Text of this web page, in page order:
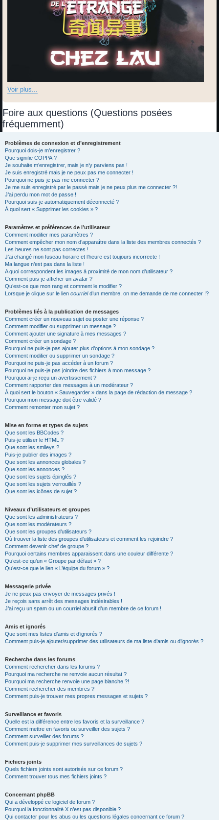
Voir plus...
Foire aux questions (Questions posées
fréquemment)
Problèmes de connexion et d’enregistrement
Pourquoi dois-je m’enregistrer ?
Que signifie COPPA ?
Je souhaite m’enregistrer, mais je n’y parviens pas !
Je suis enregistré mais je ne peux pas me connecter !
Pourquoi ne puis-je pas me connecter ?
Je me suis enregistré par le passé mais je ne peux plus me connecter ?!
J’ai perdu mon mot de passe !
Pourquoi suis-je automatiquement déconnecté ?
À quoi sert « Supprimer les cookies » ?
Paramètres et préférences de l’utilisateur
Comment modifier mes paramètres ?
Comment empêcher mon nom d’apparaître dans la liste des membres connectés ?
Les heures ne sont pas correctes !
J’ai changé mon fuseau horaire et l’heure est toujours incorrecte !
Ma langue n’est pas dans la liste !
A quoi correspondent les images à proximité de mon nom d’utilisateur ?
Comment puis-je afficher un avatar ?
Qu’est-ce que mon rang et comment le modifier ?
Lorsque je clique sur le lien courrield’un membre, on me demande de me connecter !?
Problèmes liés à la publication de messages
Comment créer un nouveau sujet ou poster une réponse ?
Comment modifier ou supprimer un message ?
Comment ajouter une signature à mes messages ?
Comment créer un sondage ?
Pourquoi ne puis-je pas ajouter plus d’options à mon sondage ?
Comment modifier ou supprimer un sondage ?
Pourquoi ne puis-je pas accéder à un forum ?
Pourquoi ne puis-je pas joindre des fichiers à mon message ?
Pourquoi ai-je reçu un avertissement ?
Comment rapporter des messages à un modérateur ?
À quoi sert le bouton « Sauvegarder » dans la page de rédaction de message ?
Pourquoi mon message doit être validé ?
Comment remonter mon sujet ?
Mise en forme et types de sujets
Que sont les BBCodes ?
Puis-je utiliser le HTML ?
Que sont les smileys ?
Puis-je publier des images ?
Que sont les annonces globales ?
Que sont les annonces ?
Que sont les sujets épinglés ?
Que sont les sujets verrouillés ?
Que sont les icônes de sujet ?
Niveaux d’utilisateurs et groupes
Que sont les administrateurs ?
Que sont les modérateurs ?
Que sont les groupes d’utilisateurs ?
Où trouver la liste des groupes d’utilisateurs et comment les rejoindre ?
Comment devenir chef de groupe ?
Pourquoi certains membres apparaissent dans une couleur différente ?
Qu’est-ce qu’un « Groupe par défaut » ?
Qu’est-ce que le lien « L’équipe du forum » ?
Messagerie privée
Je ne peux pas envoyer de messages privés !
Je reçois sans arrêt des messages indésirables !
J’ai reçu un spam ou un courriel abusif d’un membre de ce forum !
Amis et ignorés
Que sont mes listes d’amis et d’ignorés ?
Comment puis-je ajouter/supprimer des utilisateurs de ma liste d’amis ou d’ignorés ?
Recherche dans les forums
Comment rechercher dans les forums ?
Pourquoi ma recherche ne renvoie aucun résultat ?
Pourquoi ma recherche renvoie une page blanche ?!
Comment rechercher des membres ?
Comment puis-je trouver mes propres messages et sujets ?
Surveillance et favoris
Quelle est la différence entre les favoris et la surveillance ?
Comment mettre en favoris ou surveiller des sujets ?
Comment surveiller des forums ?
Comment puis-je supprimer mes surveillances de sujets ?
Fichiers joints
Quels fichiers joints sont autorisés sur ce forum ?
Comment trouver tous mes fichiers joints ?
Concernant phpBB
Qui a développé ce logiciel de forum ?
Pourquoi la fonctionnalité X n’est pas disponible ?
Qui contacter pour les abus ou les questions légales concernant ce forum ?